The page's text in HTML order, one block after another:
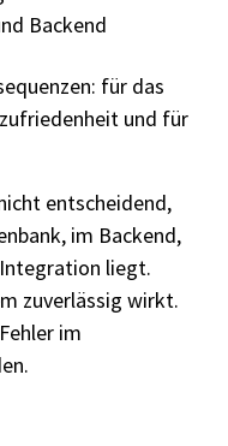
Backend
für das
und für
entscheidend,
im Backend,
liegt.
zuverlässig wirkt.
im